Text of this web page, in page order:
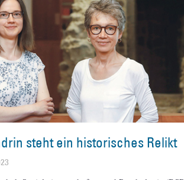
steht ein historisches Relikt